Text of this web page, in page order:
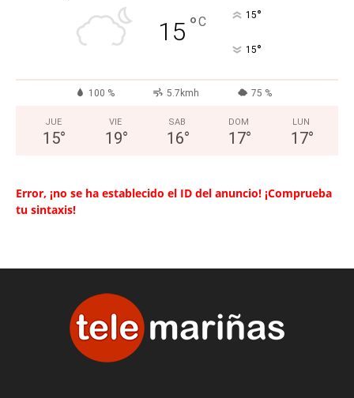
15 °C 15°
15°
100 % 5.7kmh 75 %
JUE
15°
VIE
19°
SAB
16°
DOM
17°
LUN
17°
Error, ¡no se ha establecido el ID del anuncio! ¡Comprueba
tu sintaxis!